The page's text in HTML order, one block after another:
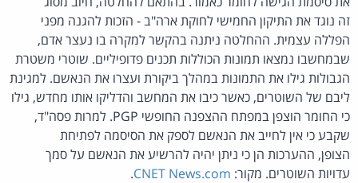
זה נוגד את התיקון החמישי לחוקת ארה"ב - הזכות להגנה מפני
הפללה עצמית. ההחלטה ניתנה בהקשר למקרה בו נעצר אדם,
שבמחשבו נמצאו תמונות הכוללות תכנים פדופיליים. שוטרי משטרת
הגבולות גילו את התמונות במהלך ביקורת ועצרו את הנאשם. למגינת
ליבם של השוטרים, כאשר כיבו את המחשב והדליקו אותו מחדש, גילו
כי החומר הוצפן במפתח ההצפנה החופשי PGP. למרות פסה"ד,
שקבע כי אין לחייב את הנאשם לספק את הסיסמה לפתיחת
הצופן, ההערכות הן כי ניתן יהיה להרשיע את הנאשם על סמך
עדויות השוטרים. מקור: CNET News.com
.